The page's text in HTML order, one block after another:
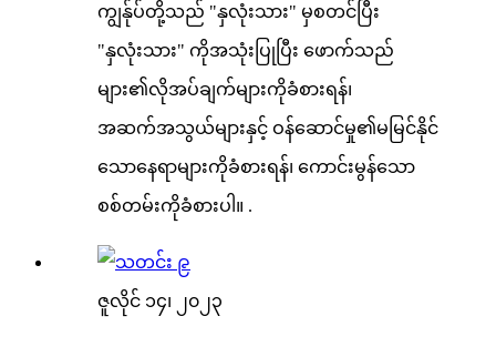
ကျွန်ုပ်တို့သည် "နှလုံးသား" မှစတင်ပြီး
"နှလုံးသား" ကိုအသုံးပြုပြီး ဖောက်သည်
များ၏လိုအပ်ချက်များကိုခံစားရန်၊
အဆက်အသွယ်များနှင့် ဝန်ဆောင်မှု၏မမြင်နိုင်
သောနေရာများကိုခံစားရန်၊ ကောင်းမွန်သော
စစ်တမ်းကိုခံစားပါ။ .
ဇူလိုင် ၁၄၊ ၂၀၂၃